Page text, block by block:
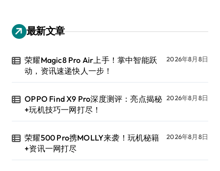
最新文章
荣耀Magic8 Pro Air上手！掌中智能跃
动，资讯速递快人一步！
2026年8月8日
OPPO Find X9 Pro深度测评：亮点揭秘
+玩机技巧一网打尽！
2026年8月8日
荣耀500 Pro携MOLLY来袭！玩机秘籍
+资讯一网打尽
2026年8月8日